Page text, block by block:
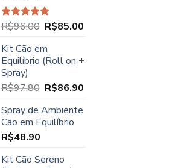
Avaliação
R$96.00 O
original
era:
R$85.00
é:
Kit Cão em
Equilíbrio (Roll on +
Spray)
R$97.80 O
original
era:
R$86.90
Spray de Ambiente
Cão em Equilíbrio
R$48.90
Kit Cão Sereno